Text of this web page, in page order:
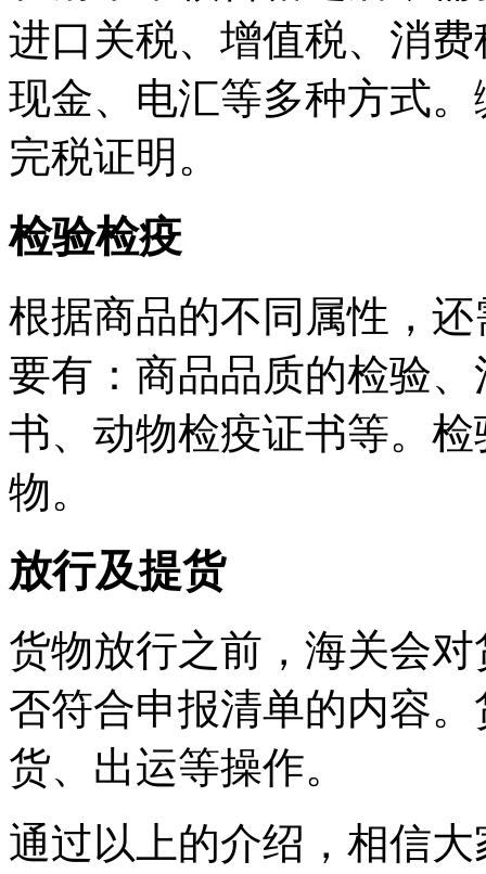
进口关税、增值税、消
现金、电汇等多种方式
完税证明。
检验检疫
根据商品的不同属性，
要有：商品品质的检验
书、动物检疫证书等。
物。
放行及提货
货物放行之前，海关会
否符合申报清单的内容
货、出运等操作。
通过以上的介绍，相信